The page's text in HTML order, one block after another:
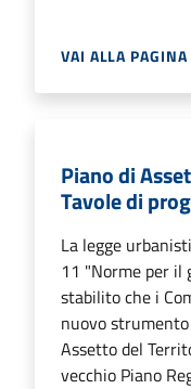
VAI ALLA PAGINA
Piano di
Tavole di
La legge
11 "Norme per
stabilito che i
nuovo
Assetto del
vecchio Piano